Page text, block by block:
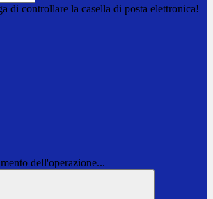
di controllare la casella di posta elettronica!
dell'operazione...